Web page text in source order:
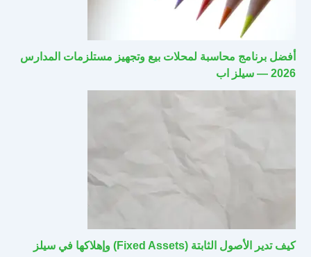
أفضل برنامج محاسبة لمحلات بيع وتجهيز مستلزمات المدارس
2026 — سيلز اب
كيف تدير الأصول الثابتة (Fixed Assets) وإهلاكها في سيلز